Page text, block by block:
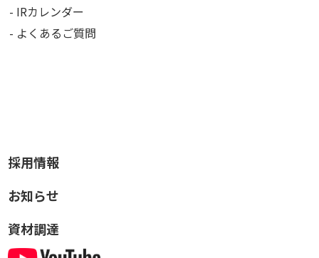
IRカレンダー
よくあるご質問
採用情報
お知らせ
資材調達